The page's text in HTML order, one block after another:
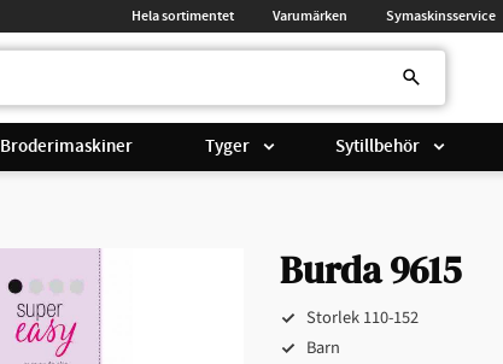
Hela sortimentet Varumärken Symaskinsservice
Broderimaskiner Tyger Sytillbehör
Burda 9615
Storlek 110-152
Barn